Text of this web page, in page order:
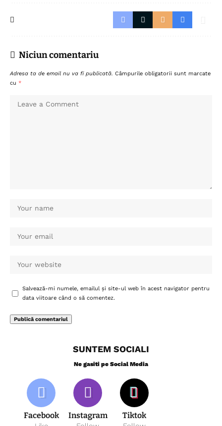
Niciun comentariu
Adresa ta de email nu va fi publicată. Câmpurile obligatorii sunt marcate
cu *
Salvează-mi numele, emailul și site-ul web în acest navigator pentru
data viitoare când o să comentez.
SUNTEM SOCIALI
Ne gasiti pe Social Media
Facebook Instagram Tiktok